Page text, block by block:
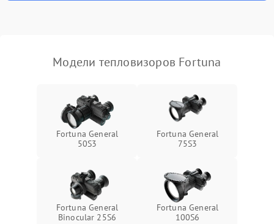
Модели тепловизоров Fortuna
Fortuna General
50S3
Fortuna General
75S3
Fortuna General
Binocular 25S6
Fortuna General
100S6